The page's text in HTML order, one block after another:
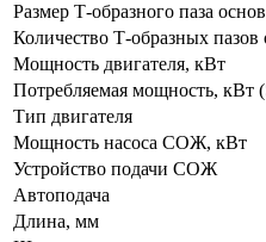
Размер Т-образного паза
Количество Т-образных
Мощность двигателя, кВт
Потребляемая мощность, кВт
Тип двигателя
Мощность насоса СОЖ, кВт
Устройство подачи СОЖ
Автоподача
Длина, мм